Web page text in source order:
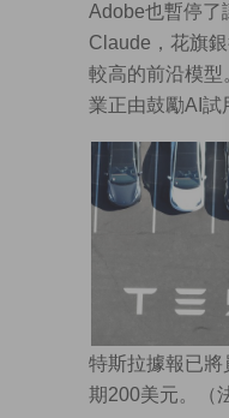
Adobe也暫停了
Claude，花旗
較高的前沿模型
業正由鼓勵AI試
特斯拉據報已將
期200美元。（